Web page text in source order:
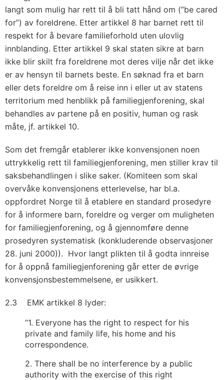
langt som mulig har rett til å bli tatt hånd om (”be cared
for”) av foreldrene. Etter artikkel 8 har barnet rett til
respekt for å bevare familieforhold uten ulovlig
innblanding. Etter artikkel 9 skal staten sikre at barn
ikke blir skilt fra foreldrene mot deres vilje når det ikke
er av hensyn til barnets beste. En søknad fra et barn
eller dets foreldre om å reise inn i eller ut av statens
territorium med henblikk på familiegjenforening, skal
behandles av partene på en positiv, human og rask
måte, jf. artikkel 10.
Som det fremgår etablerer ikke konvensjonen noen
uttrykkelig rett til familiegjenforening, men stiller krav til
saksbehandlingen i slike saker. (Komiteen som skal
overvåke konvensjonens etterlevelse, har bl.a.
oppfordret Norge til å etablere en standard prosedyre
for å informere barn, foreldre og verger om muligheten
for familiegjenforening, og å gjennomføre denne
prosedyren systematisk (konkluderende observasjoner
28. juni 2000)). Hvor langt plikten til å godta innreise
for å oppnå familiegjenforening går etter de øvrige
konvensjonsbestemmelsene, er usikkert.
2.3 EMK artikkel 8 lyder:
“1. Everyone has the right to respect for his
private and family life, his home and his
correspondence.
2. There shall be no interference by a public
authority with the exercise of this right